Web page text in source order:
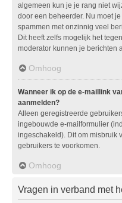
algemeen kun je je rang niet
door een beheerder. Nu moet
spammen met onzinnig veel
Dit heeft zelfs mogelijk het
moderator kunnen je berichten
Omhoog
Wanneer ik op de e-maillink
aanmelden?
Alleen geregistreerde
ingebouwde e-mailformulier
ingeschakeld). Dit om misbruik
gebruikers te voorkomen.
Omhoog
Vragen in verband met